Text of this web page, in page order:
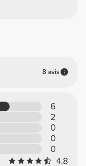
8 avis
6
2
0
0
0
4.8